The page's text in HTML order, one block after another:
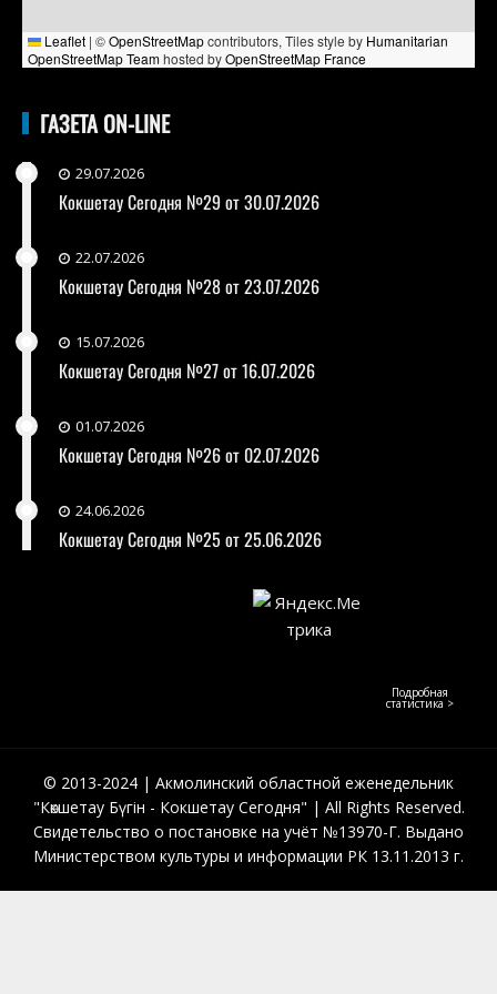
Leaflet | ©OpenStreetMapcontributors, Tiles style by Humanitarian
OpenStreetMap Teamhosted byOpenStreetMap France
ГАЗЕТА ON-LINE
29.07.2026
Кокшетау Сегодня №29 от 30.07.2026
22.07.2026
Кокшетау Сегодня №28 от 23.07.2026
15.07.2026
Кокшетау Сегодня №27 от 16.07.2026
01.07.2026
Кокшетау Сегодня №26 от 02.07.2026
24.06.2026
Кокшетау Сегодня №25 от 25.06.2026
Подробная
статистика >
© 2013-2024 | Акмолинский областной еженедельник
"Көкшетау Бүгін - Кокшетау Сегодня" | All Rights Reserved.
Свидетельство о постановке на учёт №13970-Г. Выдано
Министерством культуры и информации РК 13.11.2013 г.